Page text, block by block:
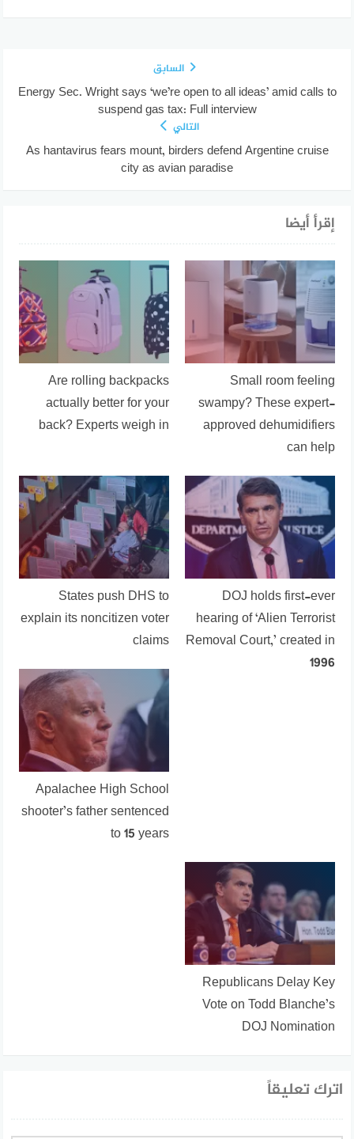
السابق
Energy Sec. Wright says ‘we’re open to all ideas’ amid calls to
suspend gas tax: Full interview
التالي
As hantavirus fears mount, birders defend Argentine cruise
city as avian paradise
إقرأ أيضا
Small room feeling
swampy? These expert-
approved dehumidifiers
can help
Are rolling backpacks
actually better for your
back? Experts weigh in
DOJ holds first-ever
hearing of ‘Alien Terrorist
Removal Court,’ created in
1996
States push DHS to
explain its noncitizen voter
claims
Apalachee High School
shooter’s father sentenced
to 15 years
Republicans Delay Key
Vote on Todd Blanche’s
DOJ Nomination
اترك تعليقاً